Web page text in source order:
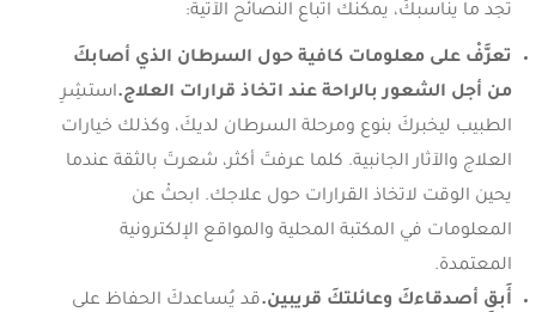
تجد ما يناسبكَ، يمكنك اتباع النصائح الآتية:
تعرَّفْ على معلومات كافية حول السرطان الذي أصابكَ
من أجل الشعور بالراحة عند اتخاذ قرارات العلاج.استشِرِ
الطبيب ليخبركَ بنوع ومرحلة السرطان لديكَ، وكذلك خيارات
العلاج والآثار الجانبية. كلما عرفتَ أكثر، شعرتَ بالثقة عندما
يحين الوقت لاتخاذ القرارات حول علاجك. ابحثْ عن
المعلومات في المكتبة المحلية والمواقع الإلكترونية
المعتمدة.
أَبقِ أصدقاءكَ وعائلتكَ قريبين.قد يُساعدكَ الحفاظ على